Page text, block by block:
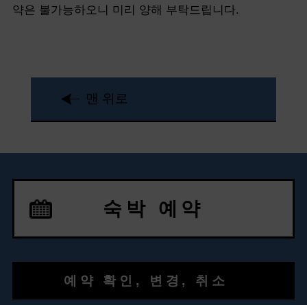
약은 불가능하오니 미리 양해 부탁드립니다.
맨 위로
숙박 예약
예약 확인, 변경, 취소